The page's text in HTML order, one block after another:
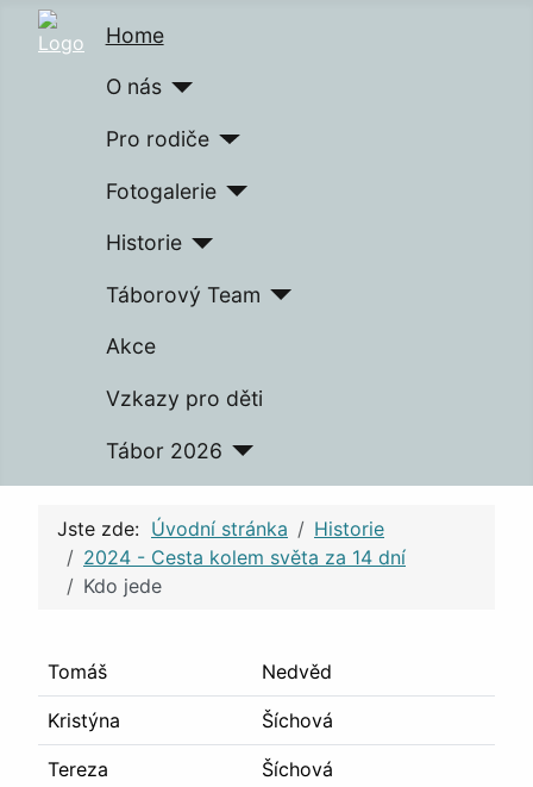
Home
O nás
Pro rodiče
Fotogalerie
Historie
Táborový Team
Akce
Vzkazy pro děti
Tábor 2026
Jste zde: Úvodní stránka
Historie
2024 - Cesta kolem světa za 14 dní
Kdo jede
Tomáš Nedvěd
Kristýna Šíchová
Tereza Šíchová